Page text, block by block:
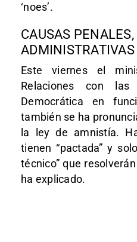
‘noes’.
CAUSAS PENALES,
Este viernes el
Relaciones con
Democrática en
también se ha
la ley de amnistía.
tienen “pactada” y
técnico” que
ha explicado.